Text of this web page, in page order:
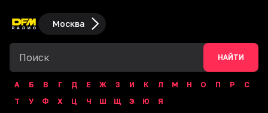
Москва
НАЙТИ
А Б В Г Д Е Ж З И К Л М Н О П Р
С
Т
У Ф Х Ц Ч Ш Щ Э Ю
Я